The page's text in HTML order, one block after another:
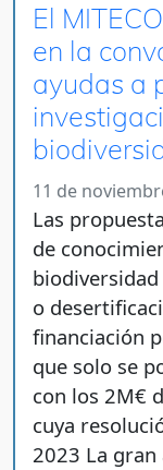
El
en la
ayudas a
11 de
Las
de
o
financiación
que solo se
con los 2M€
cuya
2023 La